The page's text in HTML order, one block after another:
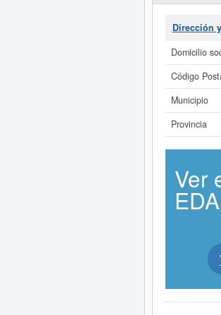
Dirección
Domicilio
Código
Municipio
Provincia
Ver